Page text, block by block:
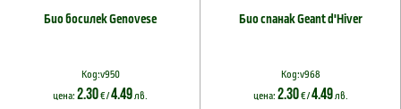
Био босилек Genovese
Код:v950
цена: 2.30€ /4.49лв.
Био спанак Geant d'Hiver
Код:v968
цена: 2.30€ /4.49лв.